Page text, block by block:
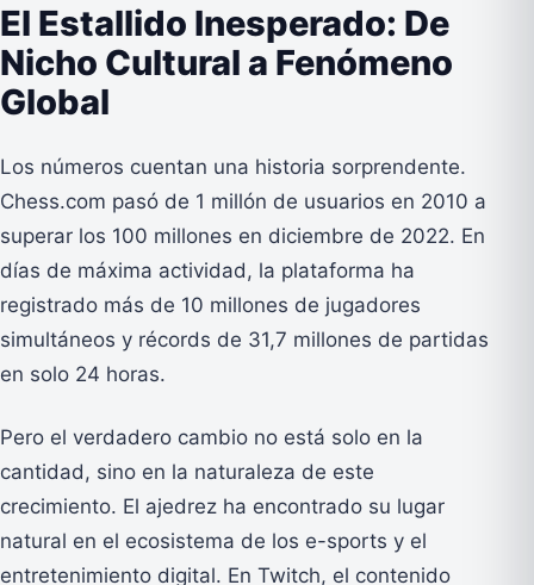
El Estallido Inesperado: De
Nicho Cultural a Fenómeno
Global
Los números cuentan una historia sorprendente.
Chess.com pasó de 1 millón de usuarios en 2010 a
superar los 100 millones en diciembre de 2022. En
días de máxima actividad, la plataforma ha
registrado más de 10 millones de jugadores
simultáneos y récords de 31,7 millones de partidas
en solo 24 horas.
Pero el verdadero cambio no está solo en la
cantidad, sino en la naturaleza de este
crecimiento. El ajedrez ha encontrado su lugar
natural en el ecosistema de los e-sports y el
entretenimiento digital. En Twitch, el contenido